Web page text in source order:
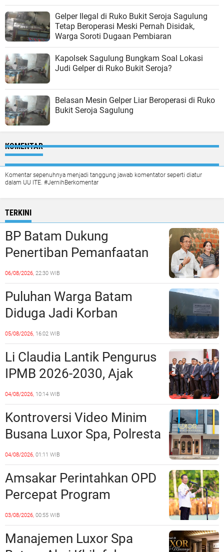
Gelper Ilegal di Ruko Bukit Seroja Sagulung
Tetap Beroperasi Meski Pernah Disidak,
Warga Soroti Dugaan Pembiaran
Kapolsek Sagulung Bungkam Soal Lokasi
Judi Gelper di Ruko Bukit Seroja?
Belasan Mesin Gelper Liar Beroperasi di Ruko
Bukit Seroja Sagulung
KOMENTAR
Komentar sepenuhnya menjadi tanggung jawab komentator seperti diatur
dalam UU ITE. #JernihBerkomentar
TERKINI
BP Batam Dukung
Penertiban Pemanfaatan
Ruang Laut Sesuai
Ketentuan Peraturan
Perundang-undangan
06/08/2026, 22:30 WIB
Puluhan Warga Batam
Diduga Jadi Korban
Penipuan Kavling Hingga
Miliaran Rupiah, Laporan ke
Polda Kepri Jalan di
Tempat?
05/08/2026, 16:02 WIB
Li Claudia Lantik Pengurus
IPMB 2026-2030, Ajak
Perkuat Kerukunan dan
Sinergi dengan Pemko
Batam
04/08/2026, 10:14 WIB
Kontroversi Video Minim
Busana Luxor Spa, Polresta
Barelang Usut Tuntas
Unsur Pelanggaran Hukum
04/08/2026, 01:11 WIB
Amsakar Perintahkan OPD
Percepat Program
Prioritas, Targetkan
Realisasi Pembangunan
Lampaui 50 Persen
03/08/2026, 00:55 WIB
Manajemen Luxor Spa